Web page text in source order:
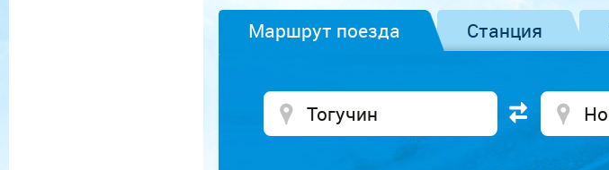
Маршрут поезда Станция